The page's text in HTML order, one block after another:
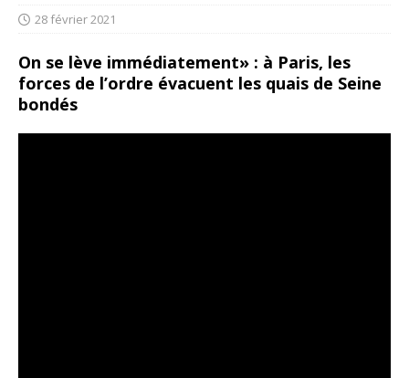
28 février 2021
On se lève immédiatement» : à Paris, les
forces de l’ordre évacuent les quais de Seine
bondés